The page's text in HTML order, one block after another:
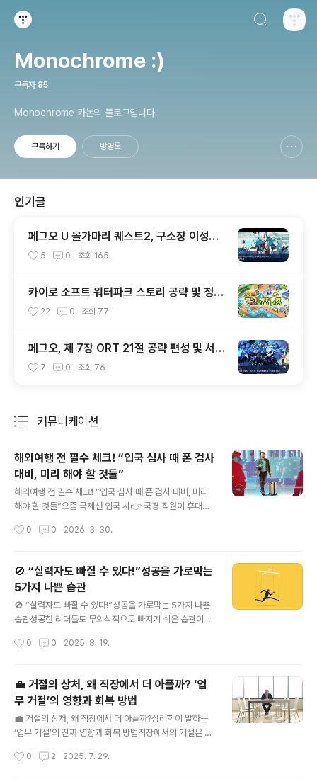
Monochrome :)
구독자 85
Monochrome 카논의 블로그입니다.
구독하기 방명록
인기글
페그오 U 올가마리 퀘스트2, 구소장 이성의
신 아쿠아마리 공략전
5 0 조회 165
카이로 소프트 워터파크 스토리 공략 및 정보
글 22 0 조회 77
페그오, 제 7장 ORT 21절 공략 편성 및 서번
트 출전 순서 공략
7 0 조회 76
커뮤니케이션
해외여행 전 필수 체크❗ “입국 심사 때 폰 검사
대비, 미리 해야 할 것들”
해외여행 전 필수 체크❗ “입국 심사 때 폰 검사 대비, 미리
해야 할 것들”요즘 국제선 입국 시👉 국경 직원이 휴대폰
❌ 검사 못함하지만 입국 심사(세관·국경)에서는 가능👉
urn0search2, turn0search3)🚨 왜 대비해야 할까?🔍
“폰 = 당신의 인생 데이터”스마트폰에는메시지사진이메
일SNS업무 자료👉 거의 모든 개인 정보가 들어 있음그리
고 국경에서는👉 일반 경찰보다 더 넓은 권한으로 검사 가
능 (turn0search0)🧠 핵심 전략 3가지✔️ “데이터 줄이
❗ “가장 중요한 단계”불필요한 사진, 메시..
0 0 2026. 3. 30.
🚫 “실력자도 빠질 수 있다!”성공을 가로막는
5가지 나쁜 습관
🚫 “실력자도 빠질 수 있다!”성공을 가로막는 5가지 나쁜
습관성공한 리더들도 무의식적으로 빠지기 쉬운 습관이 있
이어질 수 있죠. 아래 5가지 습관을 점검해 보세요.1️⃣ 모든
을 더해야만 한다는 강박은, 가끔 불필요한 의견 개입으로
이어집니다.개선 팁: 한 번 기다림을 갖고 “이 말을 꺼내는
것이 정말 도움이 될까?”를 스스로 생각해 보세요.이점: 진
짜 필요한 말만 하게 되며, 대화의 품질과 집중도를 높일 수
있습니다.2️⃣ 감정을 ‘리더십 도구’처럼 사용하는 경향문제
습니다.개선 팁: 화가 날 때는 짧게 휴식을 취하세요. 침착
0 0 2025. 8. 19.
💼 거절의 상처, 왜 직장에서 더 아플까? ‘업
무 거절’의 영향과 회복 방법
💼 거절의 상처, 왜 직장에서 더 아플까?심리학이 말하는
‘업무 거절’의 진짜 영향과 회복 방법직장에서의 거절은 단
깊게 영향을 받을까요?🧠 1. 거절은 뇌에 '통증'으로 각인
0 2 2025. 7. 29.